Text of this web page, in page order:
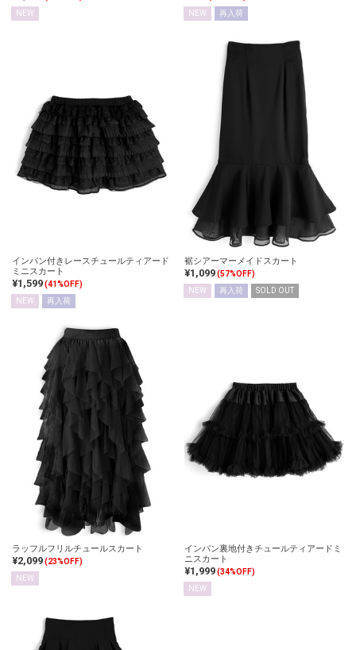
NEW
NEW
再入荷
インパン付きレースチュールティアード
ミニスカート
¥1,599(41%OFF)
NEW
再入荷
裾シアーマーメイドスカート
¥1,099(57%OFF)
NEW
再入荷 SOLD OUT
ラッフルフリルチュールスカート
¥2,099(23%OFF)
NEW
インパン裏地付きチュールティアードミ
ニスカート
¥1,999(34%OFF)
NEW